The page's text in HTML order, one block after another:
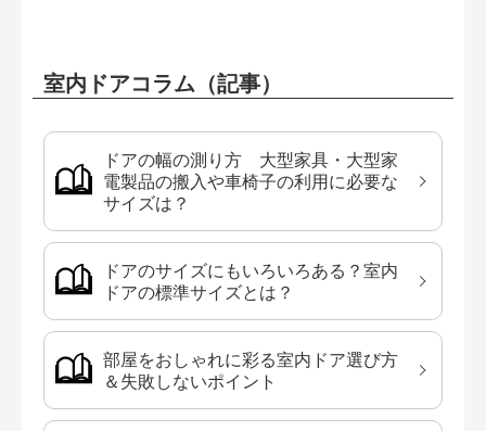
室内ドアコラム（記事）
ドアの幅の測り方 大型家具・大型家
電製品の搬入や車椅子の利用に必要な
サイズは？
ドアのサイズにもいろいろある？室内
ドアの標準サイズとは？
部屋をおしゃれに彩る室内ドア選び方
＆失敗しないポイント